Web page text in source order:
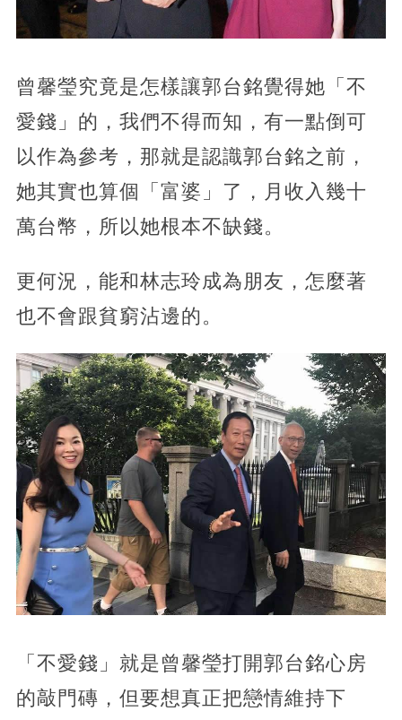
曾馨瑩究竟是怎樣讓郭台銘覺得她「不
愛錢」的，我們不得而知，有一點倒可
以作為參考，那就是認識郭台銘之前，
她其實也算個「富婆」了，月收入幾十
萬台幣，所以她根本不缺錢。
更何況，能和林志玲成為朋友，怎麼著
也不會跟貧窮沾邊的。
「不愛錢」就是曾馨瑩打開郭台銘心房
的敲門磚，但要想真正把戀情維持下